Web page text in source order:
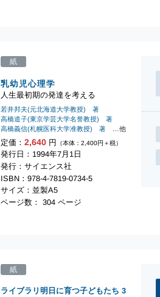
乳幼児心理学
人生最初期の発達を考える
若井邦夫(元北海道大学教授) 著
高橋道子(東京学芸大学名誉教授) 著
高橋義信(札幌医科大学准教授) 著 …他
定価：2,640円 （本体：2,400円＋税）
紙
発行日：1994年7月1日
発行：サイエンス社
ISBN：978-4-7819-0734-5
サイズ：並製A5
ページ数： 304 ページ
ライブラリ明日に育つ子どもたち 3
紙